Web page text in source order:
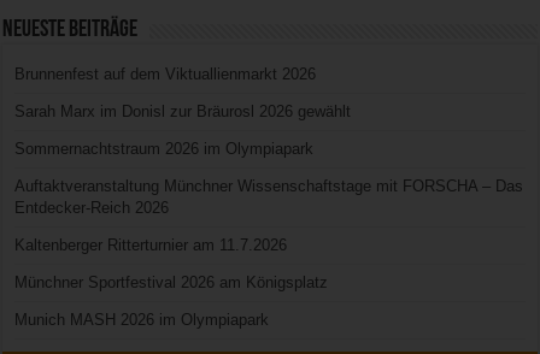
Neueste Beiträge
Brunnenfest auf dem Viktuallienmarkt 2026
Sarah Marx im Donisl zur Bräurosl 2026 gewählt
Sommernachtstraum 2026 im Olympiapark
Auftaktveranstaltung Münchner Wissenschaftstage mit FORSCHA – Das
Entdecker-Reich 2026
Kaltenberger Ritterturnier am 11.7.2026
Münchner Sportfestival 2026 am Königsplatz
Munich MASH 2026 im Olympiapark